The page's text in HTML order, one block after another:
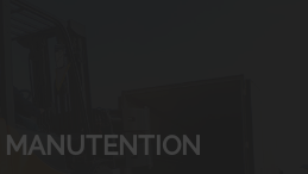
MANUTENTION